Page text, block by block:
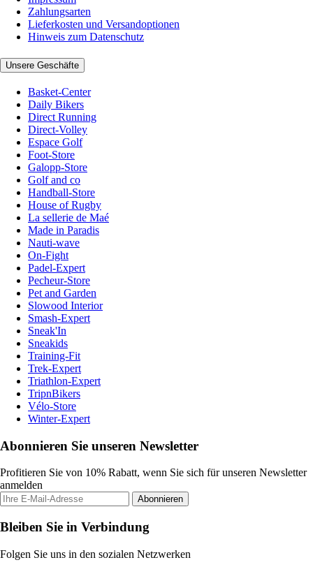
Zahlungsarten
Lieferkosten und Versandoptionen
Hinweis zum Datenschutz
Unsere Geschäfte
Basket-Center
Daily Bikers
Direct Running
Direct-Volley
Espace Golf
Foot-Store
Galopp-Store
Golf and co
Handball-Store
House of Rugby
La sellerie de Maé
Made in Paradis
Nauti-wave
On-Fight
Padel-Expert
Pecheur-Store
Pet and Garden
Slowood Interior
Smash-Expert
Sneak'In
Sneakids
Training-Fit
Trek-Expert
Triathlon-Expert
TripnBikers
Vélo-Store
Winter-Expert
Abonnieren Sie unseren Newsletter
Profitieren Sie von 10% Rabatt, wenn Sie sich für unseren Newsletter
anmelden
Abonnieren
Bleiben Sie in Verbindung
Folgen Sie uns in den sozialen Netzwerken